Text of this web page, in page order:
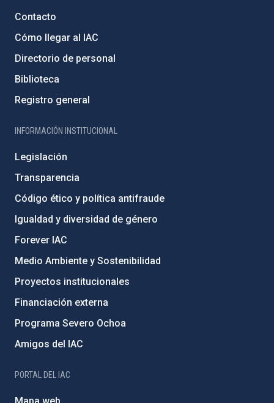
Contacto
Cómo llegar al IAC
Directorio de personal
Biblioteca
Registro general
INFORMACIÓN INSTITUCIONAL
Legislación
Transparencia
Código ético y política antifraude
Igualdad y diversidad de género
Forever IAC
Medio Ambiente y Sostenibilidad
Proyectos institucionales
Financiación externa
Programa Severo Ochoa
Amigos del IAC
PORTAL DEL IAC